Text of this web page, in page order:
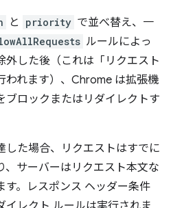
と priority で並べ替え、一
ルールによっ
外した後（これは「リクエスト
われます）、Chrome は拡張機
ブロックまたはリダイレクトす
した場合、リクエストはすでに
、サーバーはリクエスト本文な
す。レスポンス ヘッダー条件